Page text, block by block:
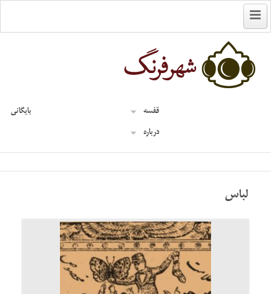
قفسه
بایگانی
درباره
لباس